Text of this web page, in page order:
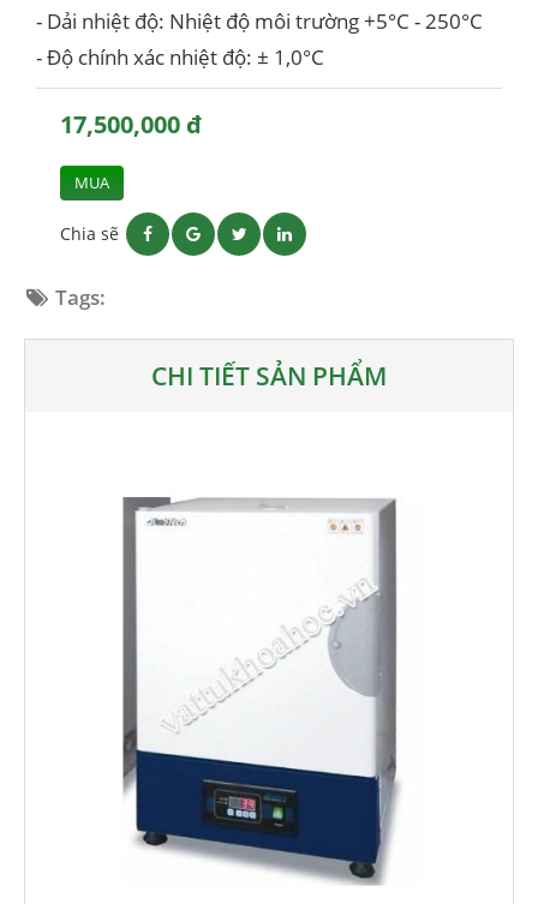
- Dải nhiệt độ: Nhiệt độ môi trường +5°C - 250°C
- Độ chính xác nhiệt độ: ± 1,0°C
17,500,000 đ
MUA
Chia sẽ
Tags:
CHI TIẾT SẢN PHẨM